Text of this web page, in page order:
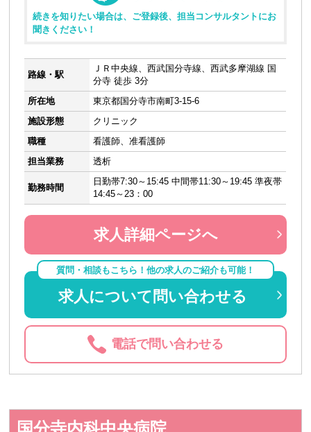
続きを知りたい場合は、ご登録後、担当コンサルタントにお
聞きください！
路線・駅
ＪＲ中央線、西武国分寺線、西武多摩湖線 国
分寺 徒歩 3分
所在地
東京都国分寺市南町3-15-6
施設形態
クリニック
職種
看護師、准看護師
担当業務
透析
勤務時間
日勤帯7:30～15:45 中間帯11:30～19:45 準夜帯
14:45～23：00
求人詳細ページへ
質問・相談もこちら！他の求人のご紹介も可能！
求人について問い合わせる
電話で問い合わせる